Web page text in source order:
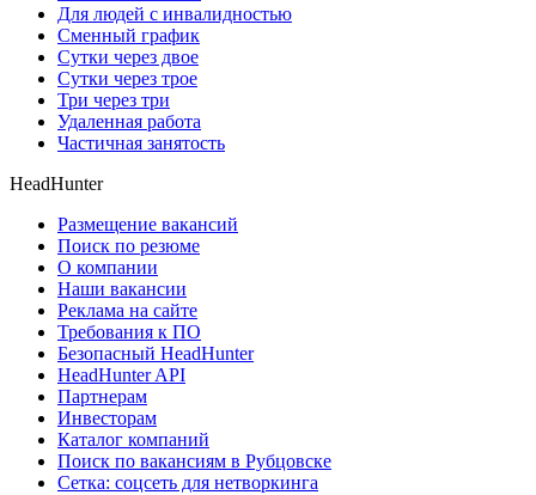
Для людей с инвалидностью
Сменный график
Сутки через двое
Сутки через трое
Три через три
Удаленная работа
Частичная занятость
HeadHunter
Размещение вакансий
Поиск по резюме
О компании
Наши вакансии
Реклама на сайте
Требования к ПО
Безопасный HeadHunter
HeadHunter API
Партнерам
Инвесторам
Каталог компаний
Поиск по вакансиям в Рубцовске
Сетка: соцсеть для нетворкинга